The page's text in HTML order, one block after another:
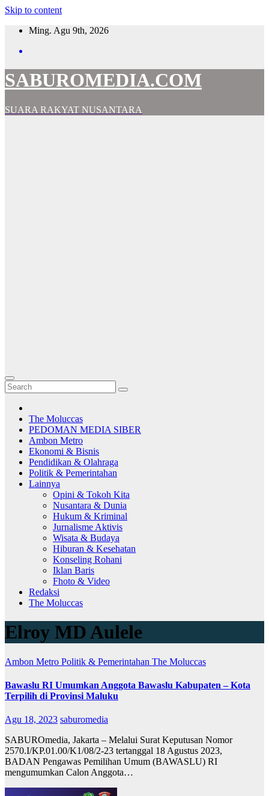
Skip to content
Ming. Agu 9th, 2026
SABUROMEDIA.COM
SUARA RAKYAT NUSANTARA
The Moluccas
PEDOMAN MEDIA SIBER
Ambon Metro
Ekonomi & Bisnis
Pendidikan & Olahraga
Politik & Pemerintahan
Lainnya
Opini & Tokoh Kita
Nusantara & Dunia
Hukum & Kriminal
Jurnalisme Aktivis
Wisata & Budaya
Hiburan & Kesehatan
Konseling Rohani
Iklan Baris
Fhoto & Video
Redaksi
The Moluccas
Elroy MD Aulele
Ambon Metro Politik & Pemerintahan The Moluccas
Bawaslu RI Umumkan Anggota Bawaslu Kabupaten – Kota
Terpilih di Provinsi Maluku
Agu 18, 2023 saburomedia
SABUROmedia, Jakarta – Melalui Surat Keputusan Nomor
2570.I/KP.01.00/K1/08/2-23 tertanggal 18 Agustus 2023,
BADAN Pengawas Pemilihan Umum (BAWASLU) RI
mengumumkan Calon Anggota…